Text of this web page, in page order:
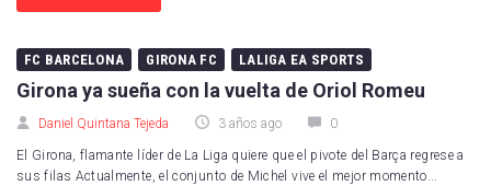
FC BARCELONA GIRONA FC LALIGA EA SPORTS
Girona ya sueña con la vuelta de Oriol Romeu
Daniel Quintana Tejeda 3 años ago 0
El Girona, flamante líder de La Liga quiere que el pivote del Barça regrese a
sus filas Actualmente, el conjunto de Michel vive el mejor momento...